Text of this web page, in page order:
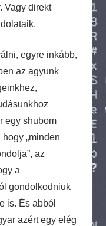
Vagy direkt
egyre inkább,
az agyunk
egy shubom
„minden
az
a
gondolkodniuk
is. És abból
azért egy elég